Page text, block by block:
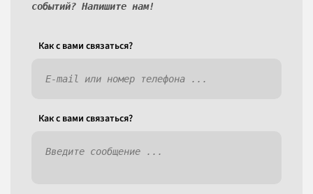
событий? Напишите нам!
Как c вами связаться?
Как c вами связаться?